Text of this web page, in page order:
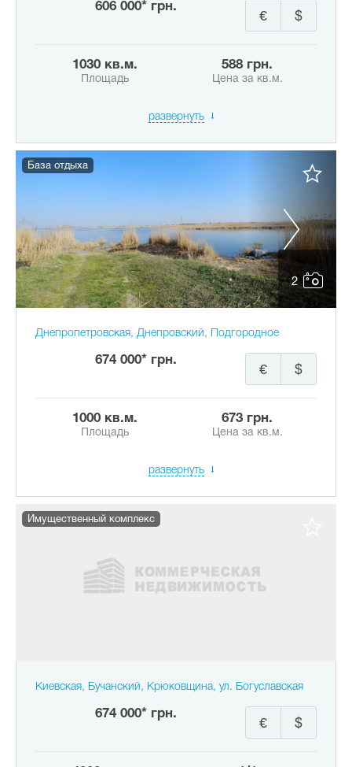
606 000* грн.
$
€
1030 кв.м.
Площадь
588 грн.
Цена за кв.м.
развернуть
2
База отдыха
Днепропетровская, Днепровский, Подгородное
674 000* грн.
$
€
1000 кв.м.
Площадь
673 грн.
Цена за кв.м.
развернуть
Имущественный комплекс
Киевская, Бучанский, Крюковщина, ул. Богуславская
674 000* грн.
$
€